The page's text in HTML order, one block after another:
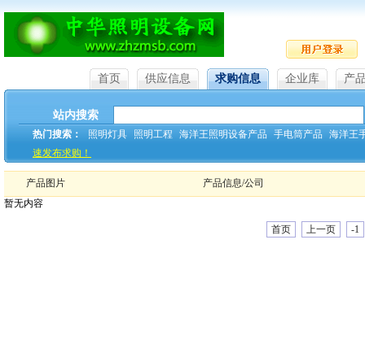
首页 供应信息 求购信息 企业库 产
站内搜索
热门搜索： 照明灯具 照明工程 海洋王照明设备产品 手电筒产品
海洋王
速发布求购！
产品图片
产品信息/公司
暂无内容
首页 上一页 -1